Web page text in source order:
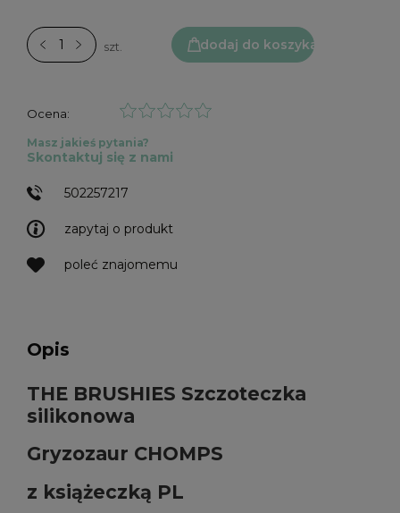
szt. dodaj do koszyka
Ocena:
zapytaj o produkt
poleć znajomemu
Masz jakieś pytania?
Skontaktuj się z nami
502257217
Opis
THE BRUSHIES Szczoteczka
silikonowa
Gryzozaur CHOMPS
z książeczką PL